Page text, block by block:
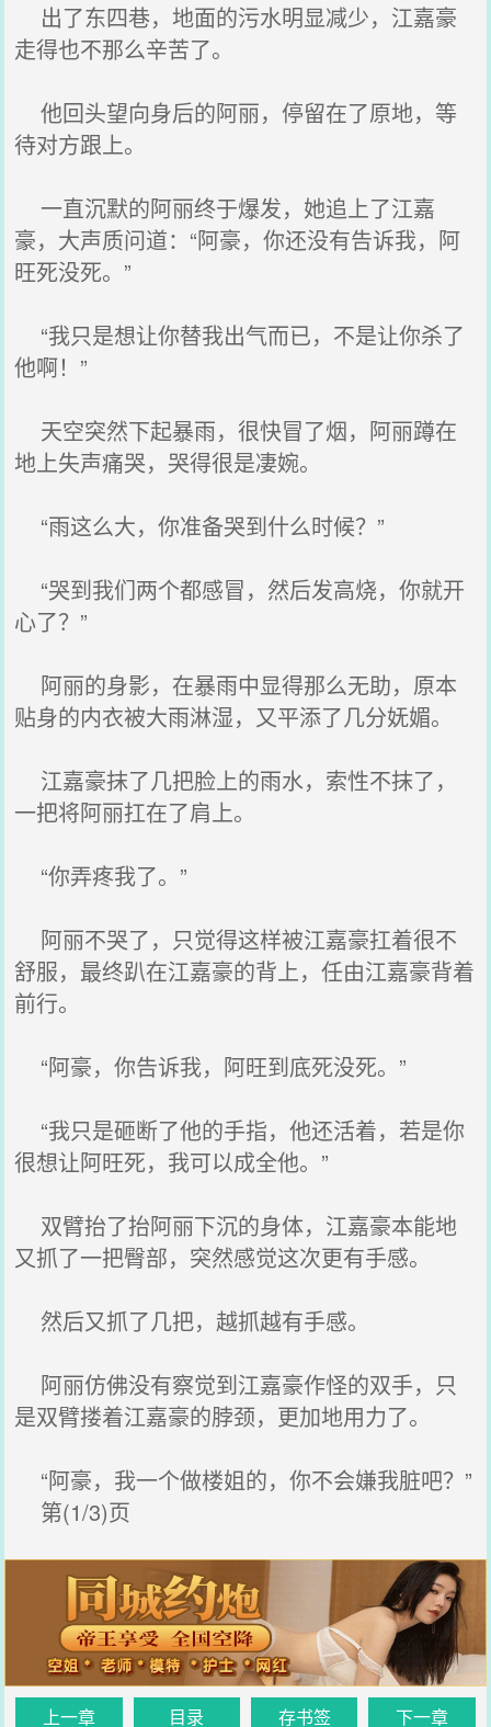
出了东四巷，地面的污水明显减少，江嘉豪
走得也不那么辛苦了。
他回头望向身后的阿丽，停留在了原地，等
待对方跟上。
一直沉默的阿丽终于爆发，她追上了江嘉
豪，大声质问道：“阿豪，你还没有告诉我，阿
旺死没死。”
“我只是想让你替我出气而已，不是让你杀了
他啊！”
天空突然下起暴雨，很快冒了烟，阿丽蹲在
地上失声痛哭，哭得很是凄婉。
“雨这么大，你准备哭到什么时候？”
“哭到我们两个都感冒，然后发高烧，你就开
心了？”
阿丽的身影，在暴雨中显得那么无助，原本
贴身的内衣被大雨淋湿，又平添了几分妩媚。
江嘉豪抹了几把脸上的雨水，索性不抹了，
一把将阿丽扛在了肩上。
“你弄疼我了。”
阿丽不哭了，只觉得这样被江嘉豪扛着很不
舒服，最终趴在江嘉豪的背上，任由江嘉豪背着
前行。
“阿豪，你告诉我，阿旺到底死没死。”
“我只是砸断了他的手指，他还活着，若是你
很想让阿旺死，我可以成全他。”
双臂抬了抬阿丽下沉的身体，江嘉豪本能地
又抓了一把臀部，突然感觉这次更有手感。
然后又抓了几把，越抓越有手感。
阿丽仿佛没有察觉到江嘉豪作怪的双手，只
是双臂搂着江嘉豪的脖颈，更加地用力了。
“阿豪，我一个做楼姐的，你不会嫌我脏吧？”
第(1/3)页
上一章 目录 存书签 下一章